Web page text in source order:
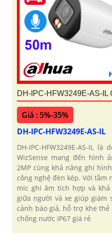
DH-IPC-HFW3249E-AS-IL
Giá : 5%-35%
DH-IPC-HFW3249E-AS-IL
DH-IPC-HFW3249E-AS-IL
WizSense mang đến hình
2MP cùng khả năng ghi
công nghệ đèn kép. Với tầm
mic ghi âm tích hợp và
giữa người và xe giúp giám
cảnh báo giả, hỗ trợ khe
chống nước IP67 giá rẻ